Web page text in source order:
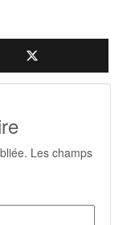
Les champs